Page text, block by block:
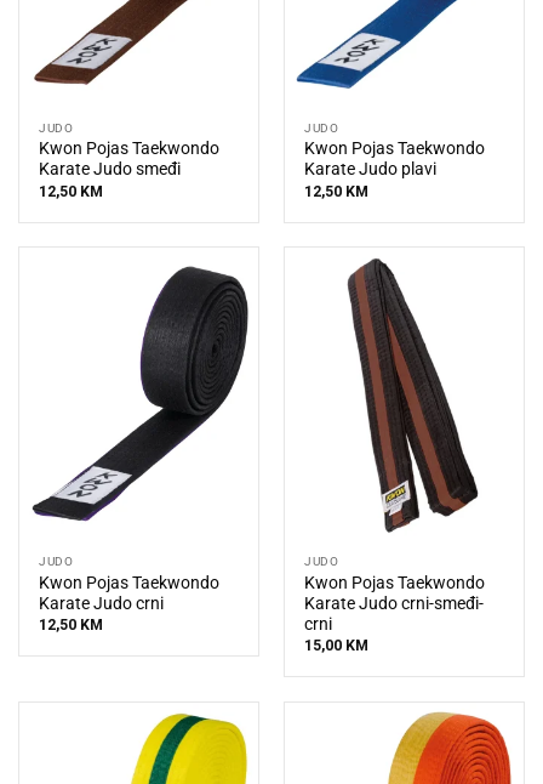
JUDO
Kwon Pojas Taekwondo
Karate Judo smeđi
12,50 KM
JUDO
Kwon Pojas Taekwondo
Karate Judo plavi
12,50 KM
JUDO
Kwon Pojas Taekwondo
Karate Judo crni
12,50 KM
JUDO
Kwon Pojas Taekwondo
Karate Judo crni-smeđi-
crni
15,00 KM